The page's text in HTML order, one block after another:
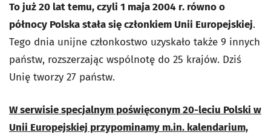
To już 20 lat temu, czyli 1 maja 2004 r. równo o
północy Polska stała się członkiem Unii Europejskiej.
Tego dnia unijne członkostwo uzyskało także 9 innych
państw, rozszerzając wspólnotę do 25 krajów. Dziś
Unię tworzy 27 państw.
W serwisie specjalnym poświęconym 20-leciu Polski w
Unii Europejskiej przypominamy m.in. kalendarium,